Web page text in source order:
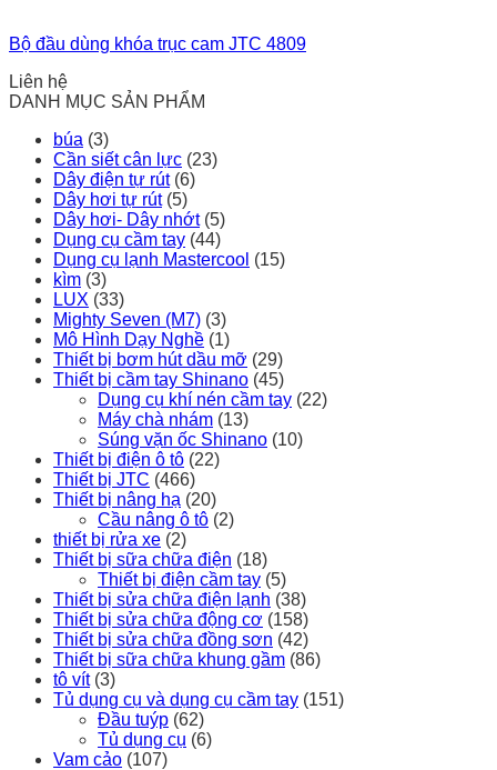
Bộ đầu dùng khóa trục cam JTC 4809
Liên hệ
DANH MỤC SẢN PHẨM
búa (3)
Cần siết cân lực (23)
Dây điện tự rút (6)
Dây hơi tự rút (5)
Dây hơi- Dây nhớt (5)
Dụng cụ cầm tay (44)
Dụng cụ lạnh Mastercool (15)
kìm (3)
LUX (33)
Mighty Seven (M7) (3)
Mô Hình Dạy Nghề (1)
Thiết bị bơm hút dầu mỡ (29)
Thiết bị cầm tay Shinano (45)
Dụng cụ khí nén cầm tay (22)
Máy chà nhám (13)
Súng vặn ốc Shinano (10)
Thiết bị điện ô tô (22)
Thiết bị JTC (466)
Thiết bị nâng hạ (20)
Cầu nâng ô tô (2)
thiết bị rửa xe (2)
Thiết bị sữa chữa điện (18)
Thiết bị điện cầm tay (5)
Thiết bị sửa chữa điện lạnh (38)
Thiết bị sửa chữa động cơ (158)
Thiết bị sửa chữa đồng sơn (42)
Thiết bị sữa chữa khung gầm (86)
tô vít (3)
Tủ dụng cụ và dụng cụ cầm tay (151)
Đầu tuýp (62)
Tủ dụng cụ (6)
Vam cảo (107)